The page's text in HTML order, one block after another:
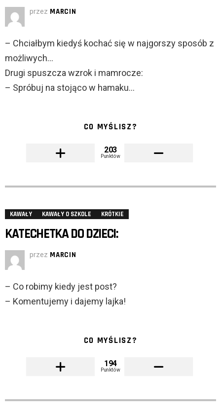
przez MARCIN
– Chciałbym kiedyś kochać się w najgorszy sposób z
możliwych…
Drugi spuszcza wzrok i mamrocze:
– Spróbuj na stojąco w hamaku…
CO MYŚLISZ?
203
Punktów
KAWAŁY KAWAŁY O SZKOLE KRÓTKIE
KATECHETKA DO DZIECI:
przez MARCIN
– Co robimy kiedy jest post?
– Komentujemy i dajemy lajka!
CO MYŚLISZ?
194
Punktów